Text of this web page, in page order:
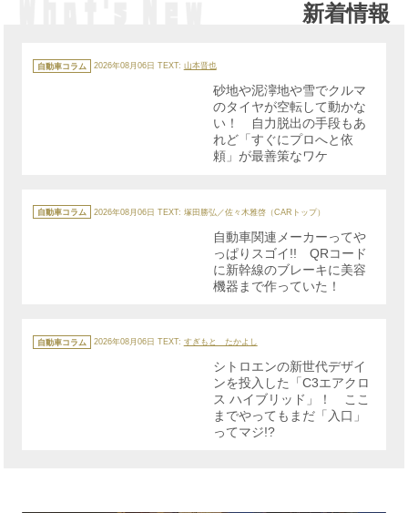
新着情報
テ
ゴ
自動車コラム 2026年08月06日 TEXT: 山本晋也
砂地や泥濘地や雪でクルマ
のタイヤが空転して動かな
い！ 自力脱出の手段もあ
れど「すぐにプロへと依
頼」が最善策なワケ
テ
ゴ
自動車コラム 2026年08月06日 TEXT: 塚田勝弘／佐々木雅啓（CARトップ）
自動車関連メーカーってや
っぱりスゴイ!! QRコード
に新幹線のブレーキに美容
機器まで作っていた！
テ
ゴ
自動車コラム 2026年08月06日 TEXT: すぎもと たかよし
シトロエンの新世代デザイ
ンを投入した「C3エアクロ
ス ハイブリッド」！ ここ
までやってもまだ「入口」
ってマジ!?